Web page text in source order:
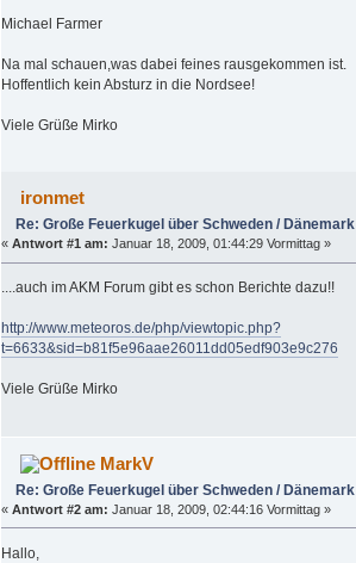
Michael Farmer
Na mal schauen,was dabei feines rausgekommen ist.
Hoffentlich kein Absturz in die Nordsee!
Viele Grüße Mirko
ironmet
Re: Große Feuerkugel über Schweden / Dänemark
« Antwort #1 am: Januar 18, 2009, 01:44:29 Vormittag »
....auch im AKM Forum gibt es schon Berichte dazu!!
http://www.meteoros.de/php/viewtopic.php?
t=6633&sid=b81f5e96aae26011dd05edf903e9c276
Viele Grüße Mirko
MarkV
Re: Große Feuerkugel über Schweden / Dänemark
« Antwort #2 am: Januar 18, 2009, 02:44:16 Vormittag »
Hallo,